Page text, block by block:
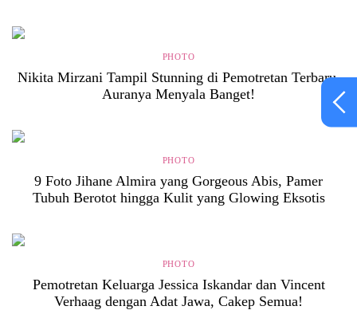
PHOTO
Nikita Mirzani Tampil Stunning di Pemotretan Terbaru,
Auranya Menyala Banget!
PHOTO
9 Foto Jihane Almira yang Gorgeous Abis, Pamer
Tubuh Berotot hingga Kulit yang Glowing Eksotis
PHOTO
Pemotretan Keluarga Jessica Iskandar dan Vincent
Verhaag dengan Adat Jawa, Cakep Semua!